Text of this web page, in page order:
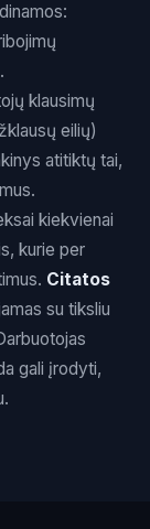
klausimų
eilių)
atitiktų tai,
kiekvienai
kurie per
Citatos
su tiksliu
gali įrodyti,